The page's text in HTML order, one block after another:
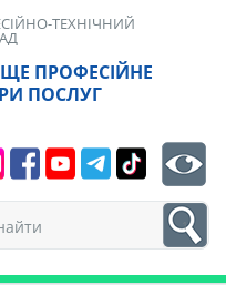
ПРОФЕСІЙНЕ
ПОСЛУГ
ТЕХНІЧНИЙ
1